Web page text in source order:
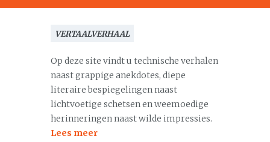
VERTAALVERHAAL
Op deze site vindt u technische verhalen
naast grappige anekdotes, diepe
literaire bespiegelingen naast
lichtvoetige schetsen en weemoedige
herinneringen naast wilde impressies.
Lees meer